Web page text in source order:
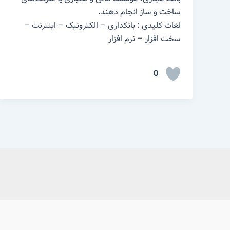
ساخت و ساز انجام دهند.
لغات کلیدی : بانکداری – الکترونیک – اینترنت –
سخت افزار – نرم افزار
0